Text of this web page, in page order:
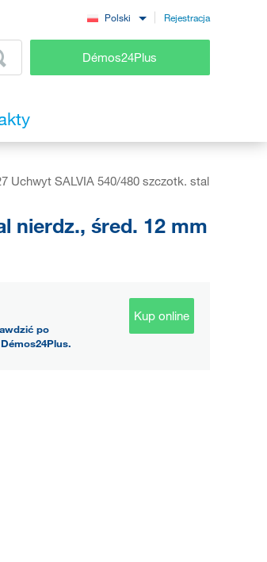
Polski Rejestracja
Démos24Plus
Uchwyt SALVIA 540/480 szczotk. stal
nierdz., śred. 12 mm
po
Kup online